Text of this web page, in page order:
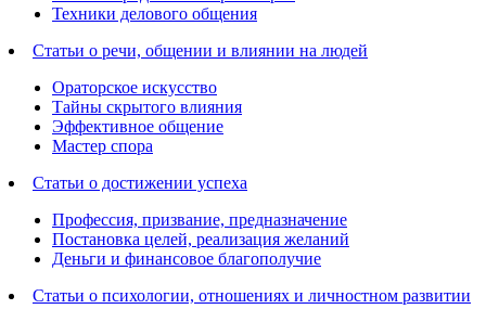
Техники делового общения
Статьи о речи, общении и влиянии на людей
Ораторское искусство
Тайны скрытого влияния
Эффективное общение
Мастер спора
Статьи о достижении успеха
Профессия, призвание, предназначение
Постановка целей, реализация желаний
Деньги и финансовое благополучие
Статьи о психологии, отношениях и личностном развитии